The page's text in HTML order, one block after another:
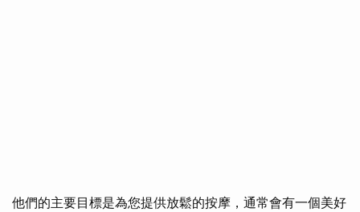
他們的主要目標是為您提供放鬆的按摩，通常會有一個美好